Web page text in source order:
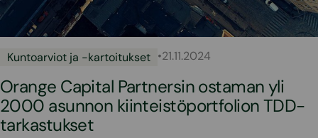
Kuntoarviot ja -kartoitukset •21.11.2024
Orange Capital Partnersin ostaman yli
2000 asunnon kiinteistöportfolion TDD-
tarkastukset